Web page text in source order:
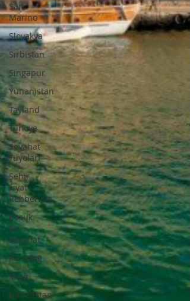
San
Marino
Slovakya
Sırbistan
Singapur
Yunanistan
Tayland
Türkiye
Seyahat
Tüyoları
Şehir
Fiyat
Rehberleri
Çocuk
İle
Seyahat
Karadağ
Mısır
Hırvatistan